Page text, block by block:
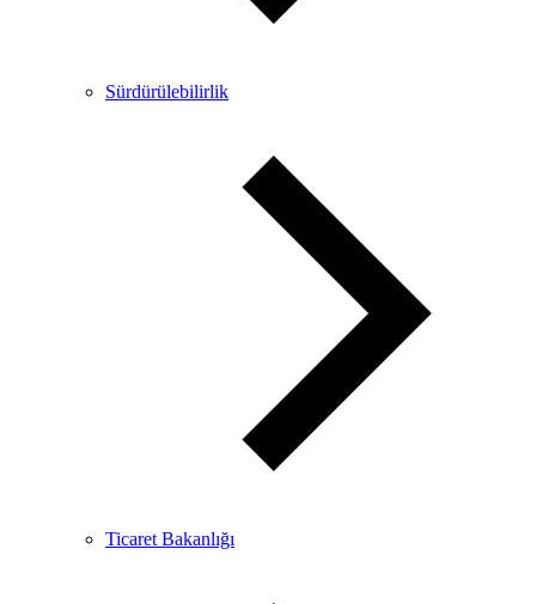
Sürdürülebilirlik
Ticaret Bakanlığı